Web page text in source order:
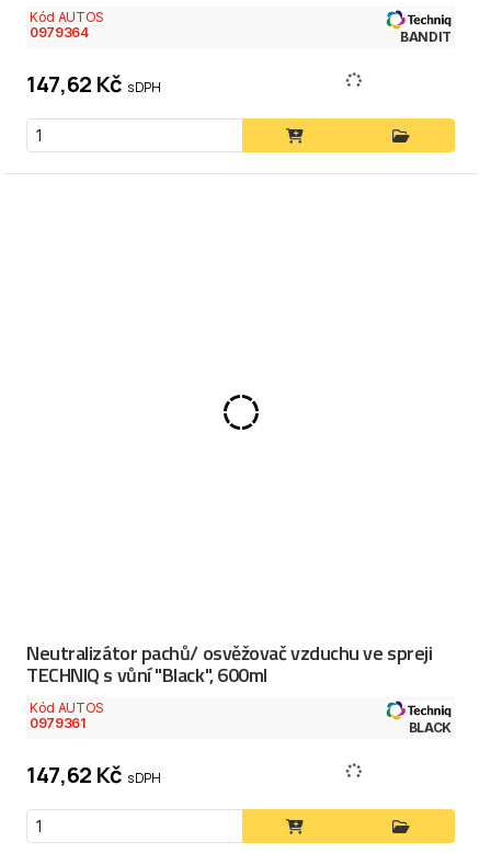
Kód AUTOS
0979364
BANDIT
147,62 Kč s DPH
Neutralizátor pachů/ osvěžovač vzduchu ve spreji
TECHNIQ s vůní "Black", 600ml
Kód AUTOS
0979361
BLACK
147,62 Kč s DPH